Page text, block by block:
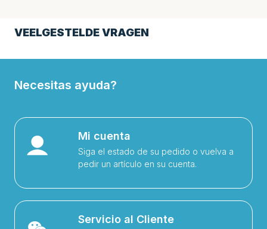
VEELGESTELDE VRAGEN
Necesitas ayuda?
Mi cuenta
Siga el estado de su pedido o vuelva a
pedir un artículo en su cuenta.
Servicio al Cliente